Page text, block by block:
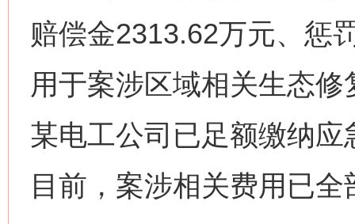
赔偿金2313.62万元、惩
用于案涉区域相关生态
某电工公司已足额缴纳
目前，案涉相关费用已